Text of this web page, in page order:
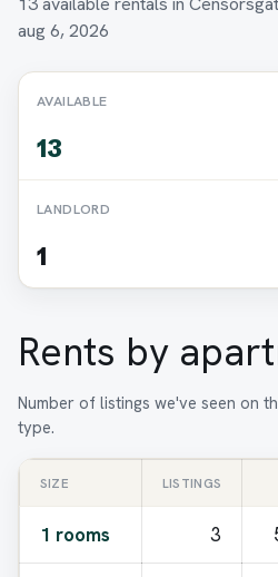
aug 6, 2026
AVAILABLE
13
LANDLORD
1
Rents by
Number of listings we've seen on
type.
SIZE LISTINGS
1 rooms 3